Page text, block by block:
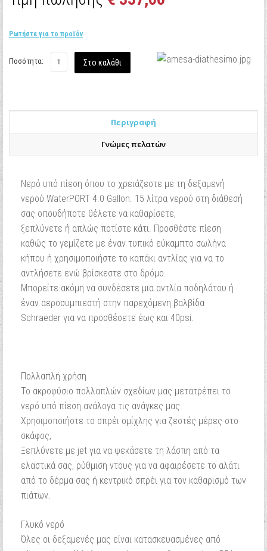
Ρωτήστε για το προϊόν
Ποσότητα:
Περιγραφή
Γνώμες πελατών
Nερό υπό πίεση όπου το χρειάζεστε με τη δεξαμενή
νερού WaterPORT 4.0 Gallon. 15 λίτρα νερού στη διάθεσή
σας οπουδήποτε θέλετε να καθαρίσετε,
ξεπλύνετε ή απλώς ποτίστε κάτι. Προσθέστε πίεση
καθώς το γεμίζετε με έναν τυπικό εύκαμπτο σωλήνα
κήπου ή χρησιμοποιήστε το καπάκι αντλίας για να το
αντλήσετε ενώ βρίσκεστε στο δρόμο.
Μπορείτε ακόμη να συνδέσετε μια αντλία ποδηλάτου ή
έναν αεροσυμπιεστή στην παρεχόμενη βαλβίδα
Schraeder για να προσθέσετε έως και 40psi.
Πολλαπλή χρήση
Το ακροφύσιο πολλαπλών σχεδίων μας μετατρέπει το
νερό υπό πίεση ανάλογα τις ανάγκες μας.
Χρησιμοποιήστε το σπρέι ομίχλης για ζεστές μέρες στο
σκάφος,
Ξεπλύνετε με jet για να ψεκάσετε τη λάσπη από τα
ελαστικά σας, ρύθμιση ντους για να αφαιρέσετε το αλάτι
από το δέρμα σας ή κεντρικό σπρέι για τον καθαρισμό των
πιάτων.
Γλυκό νερό
Όλες οι δεξαμενές μας είναι κατασκευασμένες από